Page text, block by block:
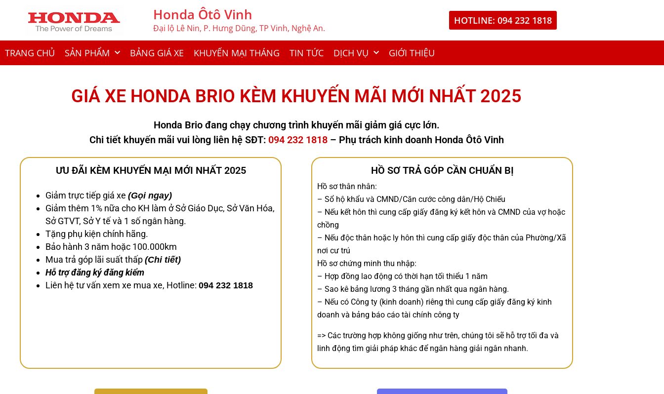
Honda Ôtô Vinh
Đại lộ Lê Nin, P. Hưng Dũng, TP Vinh, Nghệ An.
HOTLINE: 094 232 1818
TRANG CHỦ SẢN PHẨM BẢNG GIÁ XE KHUYẾN MẠI THÁNG TIN TỨC DỊCH VỤ GIỚI THIỆU
GIÁ XE HONDA BRIO KÈM KHUYẾN MÃI MỚI NHẤT 2025
Honda Brio đang chạy chương trình khuyến mãi giảm giá cực lớn.
Chi tiết khuyến mãi vui lòng liên hệ SĐT: 094 232 1818– Phụ trách kinh doanh Honda Ôtô Vinh
ƯU ĐÃI KÈM KHUYẾN MẠI MỚI NHẤT 2025
Giảm trực tiếp giá xe (Gọi ngay)
Giảm thêm 1% nữa cho KH làm ở Sở Giáo Dục, Sở Văn Hóa,
Sở GTVT, Sở Y tế và 1 số ngân hàng.
Tặng phụ kiện chính hãng.
Bảo hành 3 năm hoặc 100.000km
Mua trả góp lãi suất thấp (Chi tiết)
Hỗ trợ đăng ký đăng kiểm
Liên hệ tư vấn xem xe mua xe, Hotline: 094 232 1818
HỒ SƠ TRẢ GÓP CẦN CHUẨN BỊ
Hồ sơ thân nhân:
– Sổ hộ khẩu và CMND/Căn cước công dân/Hộ Chiếu
– Nếu kết hôn thì cung cấp giấy đăng ký kết hôn và CMND của vợ hoặc
chồng
– Nếu độc thân hoặc ly hôn thì cung cấp giấy độc thân của Phường/Xã
nơi cư trú
Hồ sơ chứng minh thu nhập:
– Hợp đồng lao động có thời hạn tối thiểu 1 năm
– Sao kê bảng lương 3 tháng gần nhất qua ngân hàng.
– Nếu có Công ty (kinh doanh) riêng thì cung cấp giấy đăng ký kinh
doanh và bảng báo cáo tài chính công ty
=> Các trường hợp không giống như trên, chúng tôi sẽ hỗ trợ tối đa và
linh động tìm giải pháp khác để ngân hàng giải ngân nhanh.